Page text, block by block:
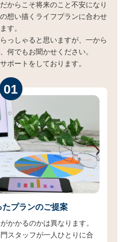
からこそ将来のこと不安になり
想い描くライフプランに合わせ
す。
っしゃると思いますが、一から
何でもお聞かせください。
ポートをしております。
01
たプランのご提案
かかるのかは異なります。
スタッフが一人ひとりに合